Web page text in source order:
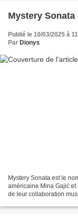
Mystery Sonata
Publié le 10/03/2025 à
Par Dionys
Mystery Sonata est le
américaine Mina Gajić
de leur collaboration